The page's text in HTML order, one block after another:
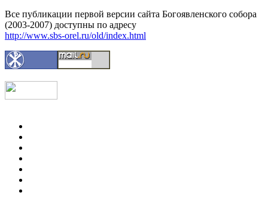
Все публикации первой версии сайта Богоявленского собора
(2003-2007) доступны по адресу
http://www.sbs-orel.ru/old/index.html